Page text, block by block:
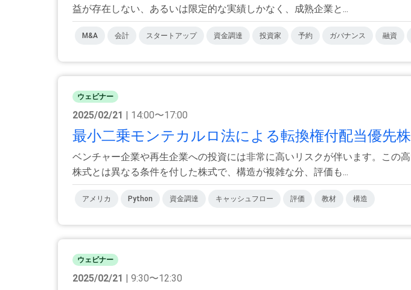
益が存在しない、あるいは限定的な実績しかなく、成熟企業と...
M&A 会計 スタートアップ 資金調達 投資家 予約 ガバナンス 融資
ウェビナー
2025/02/21 | 14:00〜17:00
最小二乗モンテカルロ法による転換権付配当優先
ベンチャー企業や再生企業への投資には非常に高いリスクが伴います。この
株式とは異なる条件を付した株式で、構造が複雑な分、評価も...
アメリカ Python 資金調達 キャッシュフロー 評価 教材 構造
ウェビナー
2025/02/21 | 9:30〜12:30